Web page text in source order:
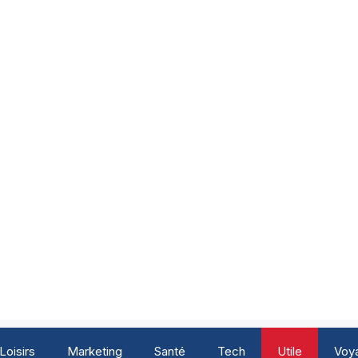
Loisirs Marketing Santé Tech Utile